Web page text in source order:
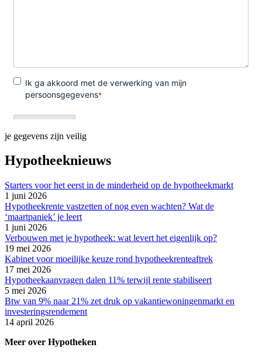
je gegevens zijn veilig
Hypotheeknieuws
Starters voor het eerst in de minderheid op de hypotheekmarkt
1 juni 2026
Hypotheekrente vastzetten of nog even wachten? Wat de
‘maartpaniek’ je leert
1 juni 2026
Verbouwen met je hypotheek: wat levert het eigenlijk op?
19 mei 2026
Kabinet voor moeilijke keuze rond hypotheekrenteaftrek
17 mei 2026
Hypotheekaanvragen dalen 11% terwijl rente stabiliseert
5 mei 2026
Btw van 9% naar 21% zet druk op vakantiewoningenmarkt en
investeringsrendement
14 april 2026
Meer over Hypotheken